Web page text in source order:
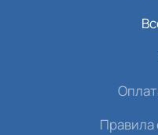
Правила